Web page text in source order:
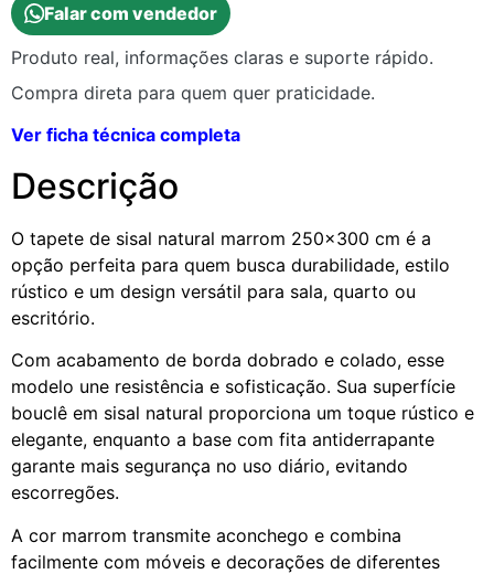
Falar com vendedor
Produto real, informações claras e suporte rápido.
Compra direta para quem quer praticidade.
Ver ficha técnica completa
Descrição
O tapete de sisal natural marrom 250×300 cm é a
opção perfeita para quem busca durabilidade, estilo
rústico e um design versátil para sala, quarto ou
escritório.
Com acabamento de borda dobrado e colado, esse
modelo une resistência e sofisticação. Sua superfície
bouclê em sisal natural proporciona um toque rústico e
elegante, enquanto a base com fita antiderrapante
garante mais segurança no uso diário, evitando
escorregões.
A cor marrom transmite aconchego e combina
facilmente com móveis e decorações de diferentes